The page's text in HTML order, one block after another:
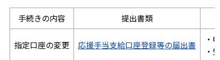
手続きの内容 提出書類
指定口座の変更 応援手当支給口座登録等の届出書
・
・